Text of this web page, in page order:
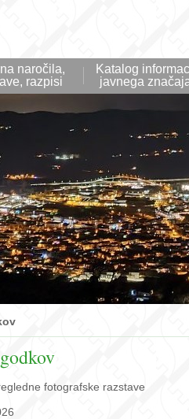
naročila,
razpisi
Katalog
javnega
fotografske razstave